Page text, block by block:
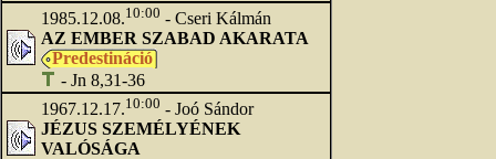
1985.12.08.10:00 - Cseri Kálmán
AZ EMBER SZABAD AKARATA
Predestináció
- Jn 8,31-36
1967.12.17.10:00 - Joó Sándor
JÉZUS SZEMÉLYÉNEK
VALÓSÁGA